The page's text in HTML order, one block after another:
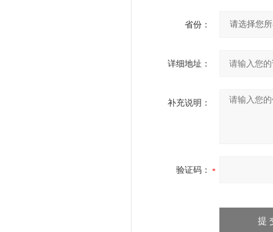
省份：
详细地址：
补充说明：
验证码：